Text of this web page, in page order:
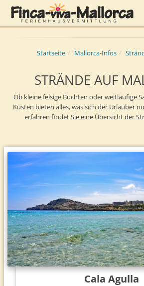
Startseite Mallorca-Infos
STRÄNDE AUF
Ob kleine felsige Buchten oder weitläufige
Küsten bieten alles, was sich der Urlauber
erfahren findet Sie eine Übersicht der
Cala Agulla